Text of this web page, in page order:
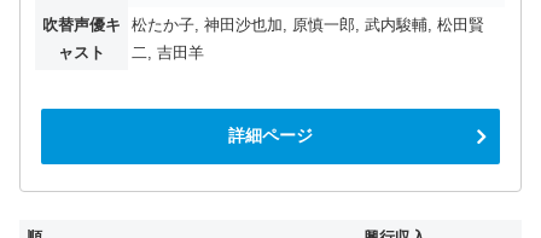
吹替声優キ
ャスト
松たか子, 神田沙也加, 原慎一郎, 武内駿輔, 松田賢
二, 吉田羊
詳細ページ